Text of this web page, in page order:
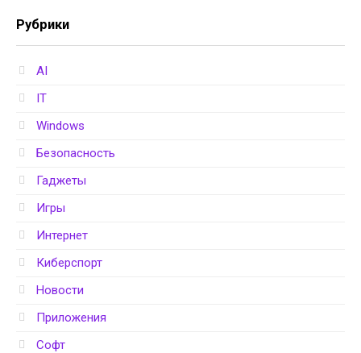
Рубрики
AI
IT
Windows
Безопасность
Гаджеты
Игры
Интернет
Киберспорт
Новости
Приложения
Софт